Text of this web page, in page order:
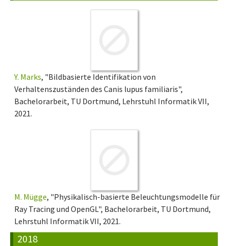
Y. Marks, "Bildbasierte Identifikation von
Verhaltenszuständen des Canis lupus familiaris",
Bachelorarbeit, TU Dortmund, Lehrstuhl Informatik VII,
2021.
M. Mügge, "Physikalisch-basierte Beleuchtungsmodelle für
Ray Tracing und OpenGL", Bachelorarbeit, TU Dortmund,
Lehrstuhl Informatik VII, 2021.
2018